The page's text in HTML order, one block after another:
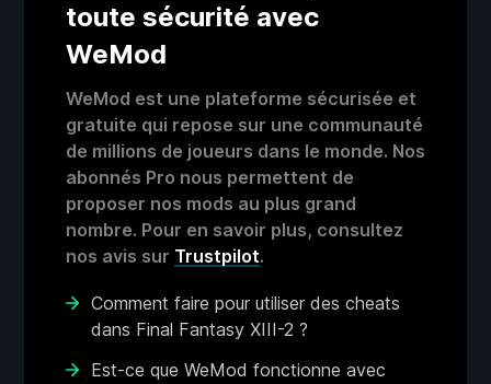
toute sécurité avec
WeMod
WeMod est une plateforme sécurisée et
gratuite qui repose sur une communauté
de millions de joueurs dans le monde. Nos
abonnés Pro nous permettent de
proposer nos mods au plus grand
nombre. Pour en savoir plus, consultez
nos avis sur Trustpilot.
Comment faire pour utiliser des cheats
dans Final Fantasy XIII-2 ?
Est-ce que WeMod fonctionne avec